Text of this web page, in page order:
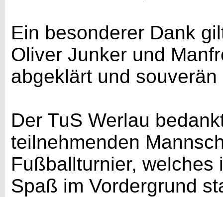
Ein besonderer Dank
Oliver Junker und
abgeklärt und
Der TuS Werlau
teilnehmenden
Fußballturnier, welches
Spaß im Vordergrund